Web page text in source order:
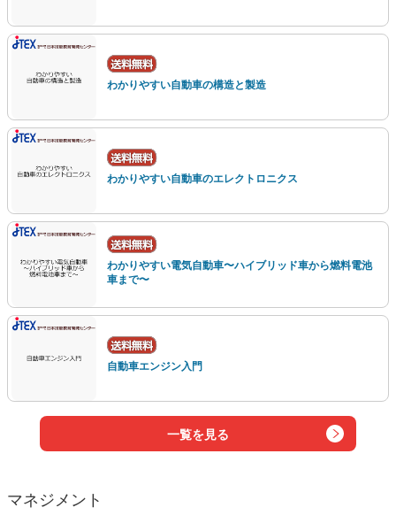
わかりやすい自動車の構造と製造
わかりやすい自動車のエレクトロニクス
わかりやすい電気自動車〜ハイブリッド車から燃料電池
車まで〜
自動車エンジン入門
一覧を見る
マネジメント